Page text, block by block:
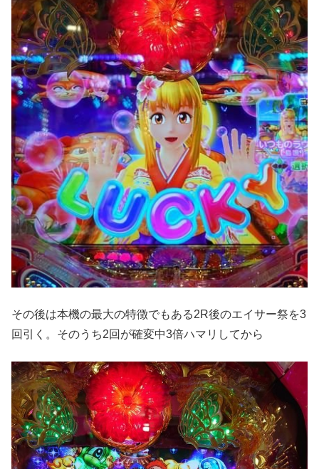
その後は本機の最⼤の特徴でもある2R後のエイサー祭を3
回引く。そのうち2回が確変中3倍ハマリしてから